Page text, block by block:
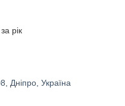
рік
Дніпро, Україна